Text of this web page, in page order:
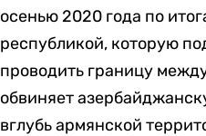
осенью 2020 года по
республикой, которую
проводить границу
обвиняет
вглубь армянской